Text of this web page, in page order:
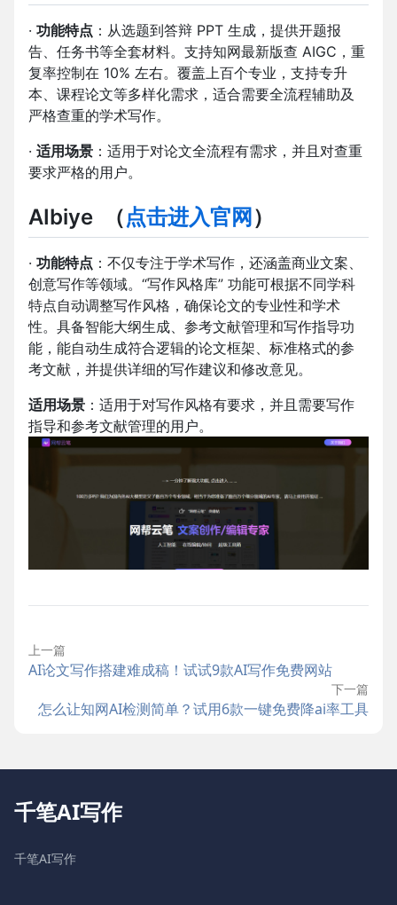
· 功能特点 ：从选题到答辩 PPT 生成，提供开题报
告、任务书等全套材料。支持知网最新版查 AIGC，重
复率控制在 10% 左右。覆盖上百个专业，支持专升
本、课程论文等多样化需求，适合需要全流程辅助及
严格查重的学术写作。
· 适用场景 ：适用于对论文全流程有需求，并且对查重
要求严格的用户。
AIbiye （点击进入官网 ）
· 功能特点 ：不仅专注于学术写作，还涵盖商业文案、
创意写作等领域。“写作风格库” 功能可根据不同学科
特点自动调整写作风格，确保论文的专业性和学术
性。具备智能大纲生成、参考文献管理和写作指导功
能，能自动生成符合逻辑的论文框架、标准格式的参
考文献，并提供详细的写作建议和修改意见。
适用场景 ：适用于对写作风格有要求，并且需要写作
指导和参考文献管理的用户。
上一篇
AI论文写作搭建难成稿！试试9款AI写作免费网站
下一篇
怎么让知网AI检测简单？试用6款一键免费降ai率工具
千笔AI写作
千笔AI写作